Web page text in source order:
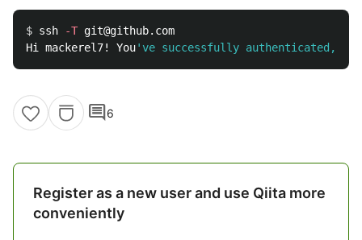
$ ssh -T git@github.com
Hi mackerel7! You
comment6
Register as a new user and use Qiita more
conveniently